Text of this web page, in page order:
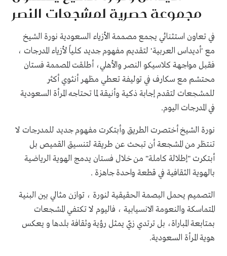
مجموعة حصرية لمشجعات النصر
في تعاون استثنائي يجمع مصممة الأزياء السعودية نورة الشيخ
مع 'أديداس العربية' لتقديم مفهوم جديد كلياً لأزياء المدرجات ،
فقبل مواجهة كلاسيكو النصر والأهلي، أطلقت المصممة فستان
محتشم مع سكارف في توليفة تعطي مظهر أنثوي أكثر
للمشجعات لتقدم إجابة ذكية وأنيقة لما تحتاجه المرأة السعودية
في المدرجات اليوم.
نورة الشيخ أختصرت الطريق وأبتكرت مفهوم جديد للمدرجات لا
تنتظر من المشجعة أن تبحث عن طريقة لتنسيق القميص بل
أبتكرت "إطلالة كاملة" من خلال فستان يدمج الهوية الرياضية
بالهوية الثقافية في قطعة واحدة جاهزة .
التصميم يحمل البصمة الحقيقية لنورة ، توازن مثالي بين البنية
المتماسكة والنعومة الانسيابية ، فاليوم لا تكتفي المشجعات
بمتابعة المباراة، بل ترتدي زيّ يمثل رؤية وثقافة بلدها و يعكس
هوية المرأة السعودية.